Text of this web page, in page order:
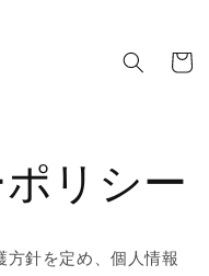
ー
リシー
方針を定め、個人情報